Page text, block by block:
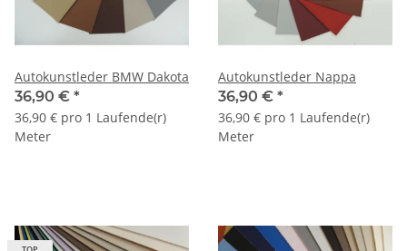
Autokunstleder BMW Dakota
36,90 € *
36,90 € pro 1 Laufende(r)
Meter
Autokunstleder Nappa
36,90 € *
36,90 € pro 1 Laufende(r)
Meter